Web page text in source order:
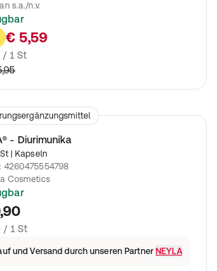
s.a./n.v.
den Prozess der Entwässerung mit
€ 5,59
/ 1 St
- Diurimunika
| Kapseln
: 4260475554798
Cosmetics
- Diurimunika 350 mg
/ 1 St
und Versand durch unseren Partner NEYLA